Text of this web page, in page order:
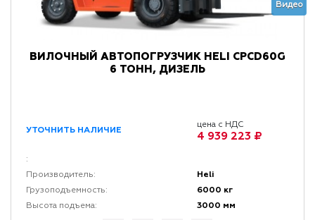
Видео
ВИЛОЧНЫЙ АВТОПОГРУЗЧИК HELI CPCD60G
6 ТОНН, ДИЗЕЛЬ
УТОЧНИТЬ НАЛИЧИЕ
цена с НДС
4 939 223 ₽
:
Производитель:
Heli
Грузоподъемность: 6000 кг
Высота подъема: 3000 мм